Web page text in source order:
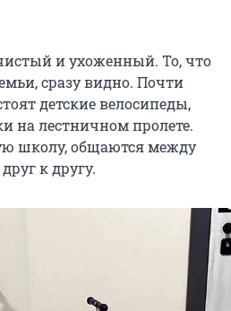
и ухоженный. То, что
сразу видно. Почти
детские велосипеды,
на лестничном пролете.
школу, общаются между
к другу.